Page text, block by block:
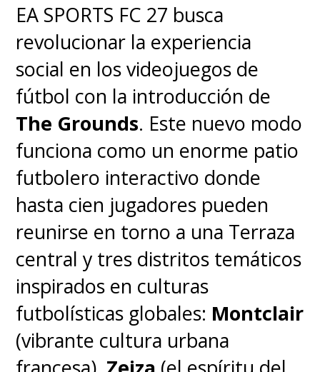
la NES y la SNES. Y esto
demuestra que más bien es
una versión mejorada de una
consola, por lo que es de total
sentido que nos decidiéramos
por Nintendo Switch 2 y así
finalmente quedó”, cerró el
productor.
De esta manera, desde la propia
Nintendo nos confirmaron que
Super Nintendo Switch fue uno
de los nombres que se barajó
EA SPORTS FC 27 busca
revolucionar la experiencia
social en los videojuegos de
fútbol con la introducción de
The Grounds. Este nuevo modo
funciona como un enorme patio
futbolero interactivo donde
hasta cien jugadores pueden
reunirse en torno a una Terraza
central y tres distritos temáticos
inspirados en culturas
futbolísticas globales: Montclair
(vibrante cultura urbana